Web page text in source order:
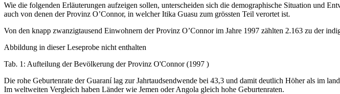
Wie die folgenden Erläuterungen aufzeigen sollen, unterscheiden sich die demographische Situation und
auch von denen der Provinz O’Connor, in welcher Itika Guasu zum grössten Teil verortet ist.
Von den knapp zwanzigtausend Einwohnern der Provinz O’Connor im Jahre 1997 zählten 2.163 zu der
Abbildung in dieser Leseprobe nicht enthalten
Tab. 1: Aufteilung der Bevölkerung der Provinz O'Connor (1997 )
Die rohe Geburtenrate der Guaraní lag zur Jahrtaudsendwende bei 43,3 und damit deutlich Höher als im
Im weltweiten Vergleich haben Länder wie Jemen oder Angola gleich hohe Geburtenraten.